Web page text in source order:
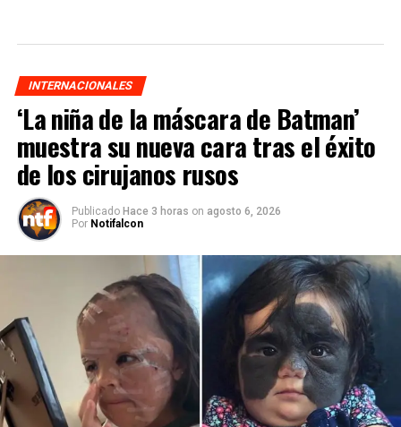
INTERNACIONALES
‘La niña de la máscara de Batman’
muestra su nueva cara tras el éxito
de los cirujanos rusos
Publicado Hace 3 horas on agosto 6, 2026
Por Notifalcon